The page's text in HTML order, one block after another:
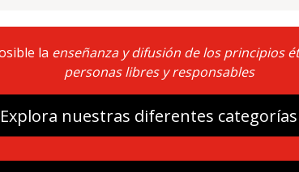
la enseñanza y difusión de los principios
personas libres y responsables
Explora nuestras diferentes categorías